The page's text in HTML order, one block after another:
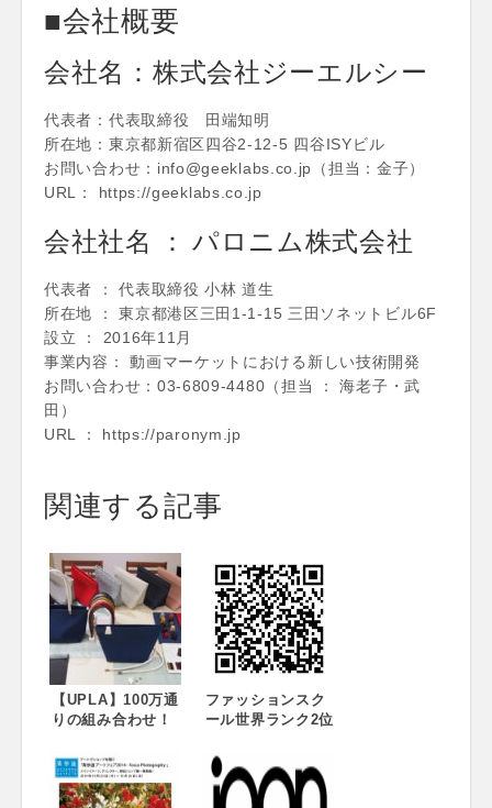
■会社概要
会社名：株式会社ジーエルシー
代表者：代表取締役 田端知明
所在地：東京都新宿区四谷2-12-5 四谷ISYビル
お問い合わせ：info@geeklabs.co.jp（担当：金子）
URL： https://geeklabs.co.jp
会社社名 ： パロニム株式会社
代表者 ： 代表取締役 小林 道生
所在地 ： 東京都港区三田1-1-15 三田ソネットビル6F
設立 ： 2016年11月
事業内容： 動画マーケットにおける新しい技術開発
お問い合わせ：03-6809-4480（担当 ： 海老子・武
田）
URL ： https://paronym.jp
関連する記事
【UPLA】100万通
りの組み合わせ！
ダントート」カス
タマイズ体験会好
評開催中 開催場
ファッションスク
ール世界ランク2位
活用 卒業生向けキ
ャリア支援サービ
スが好調